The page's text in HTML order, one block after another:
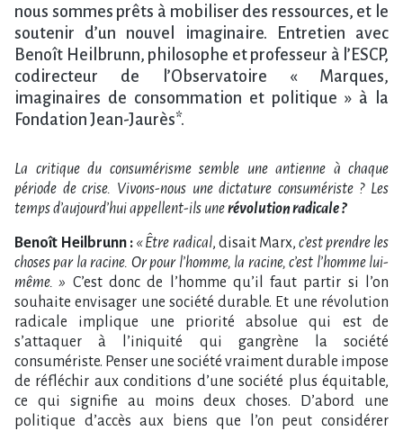
nous sommes prêts à mobiliser des ressources, et le
soutenir d’un nouvel imaginaire. Entretien avec
Benoît Heilbrunn, philosophe et professeur à l’ESCP,
codirecteur de l’Observatoire « Marques,
imaginaires de consommation et politique » à la
Fondation Jean-Jaurès*.
La critique du consumérisme semble une antienne à chaque
période de crise. Vivons-nous une dictature consumériste ? Les
temps d’aujourd’hui appellent-ils unerévolution radicale ?
Benoît Heilbrunn : « Être radical, disait Marx, c’est prendre les
choses par la racine. Or pour l’homme, la racine, c’est l’homme lui-
même. » C’est donc de l’homme qu’il faut partir si l’on
souhaite envisager une société durable. Et une révolution
radicale implique une priorité absolue qui est de
s’attaquer à l’iniquité qui gangrène la société
consumériste. Penser une société vraiment durable impose
de réfléchir aux conditions d’une société plus équitable,
ce qui signifie au moins deux choses. D’abord une
politique d’accès aux biens que l’on peut considérer